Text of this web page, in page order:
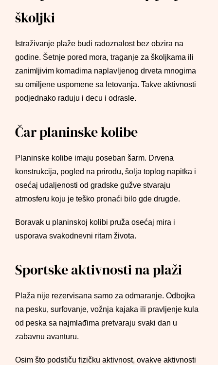
školjki
Istraživanje plaže budi radoznalost bez obzira na
godine. Šetnje pored mora, traganje za školjkama ili
zanimljivim komadima naplavljenog drveta mnogima
su omiljene uspomene sa letovanja. Takve aktivnosti
podjednako raduju i decu i odrasle.
Čar planinske kolibe
Planinske kolibe imaju poseban šarm. Drvena
konstrukcija, pogled na prirodu, šolja toplog napitka i
osećaj udaljenosti od gradske gužve stvaraju
atmosferu koju je teško pronaći bilo gde drugde.
Boravak u planinskoj kolibi pruža osećaj mira i
usporava svakodnevni ritam života.
Sportske aktivnosti na plaži
Plaža nije rezervisana samo za odmaranje. Odbojka
na pesku, surfovanje, vožnja kajaka ili pravljenje kula
od peska sa najmlađima pretvaraju svaki dan u
zabavnu avanturu.
Osim što podstiču fizičku aktivnost, ovakve aktivnosti